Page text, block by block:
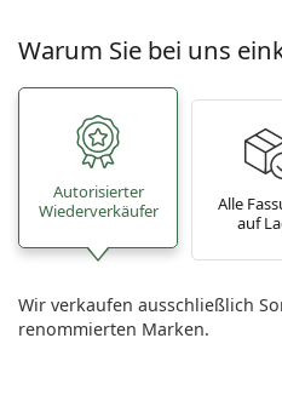
Warum Sie bei uns
Autorisierter
Wiederverkäufer
Alle
auf
Wir verkaufen ausschließlich
renommierten Marken.